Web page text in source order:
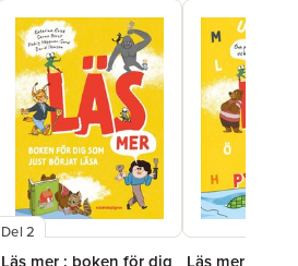
Del 2
Läs mer : boken för dig
Läs mer